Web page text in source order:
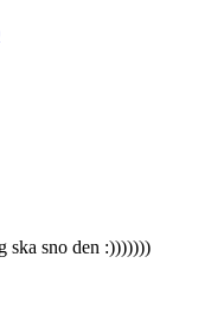
ska sno den :)))))))